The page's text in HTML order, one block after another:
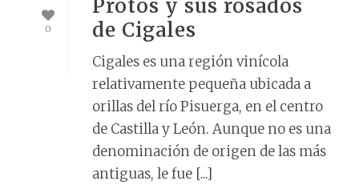
0
Protos y sus rosados
de Cigales
Cigales es una región vinícola
relativamente pequeña ubicada a
orillas del río Pisuerga, en el centro
de Castilla y León. Aunque no es una
denominación de origen de las más
antiguas, le fue [...]